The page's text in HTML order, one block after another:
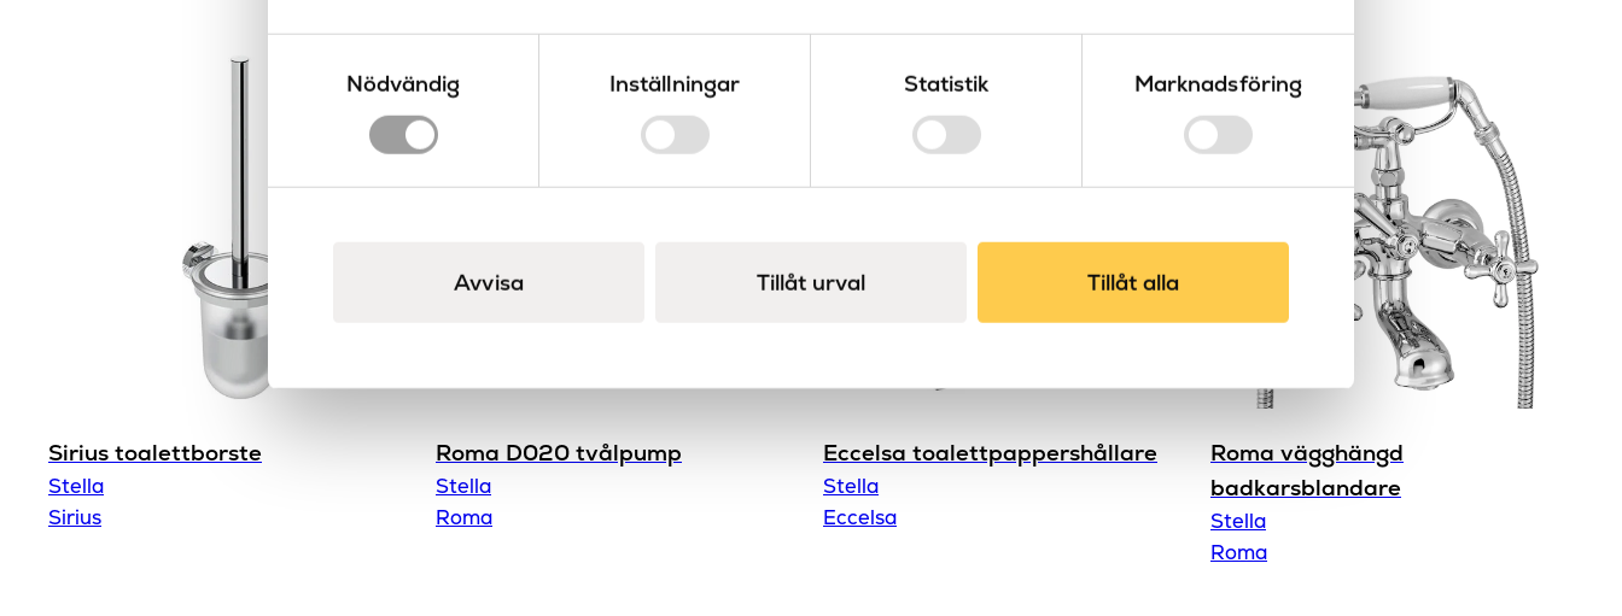
Nödvändig
Inställningar Statistik Marknadsföring
Avvisa Tillåt urval Tillåt alla
Sirius toalettborste
Stella
Sirius
Roma D020 tvålpump
Stella
Roma
Eccelsa toalettpappershållare
Stella
Eccelsa
Roma vägghängd
badkarsblandare
Stella
Roma